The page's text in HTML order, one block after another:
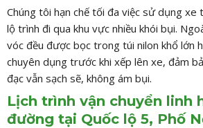
Chúng tôi hạn chế tối đa việc sử dụng xe
lộ trình đi qua khu vực nhiều khói bụi.
vóc đều được bọc trong túi nilon khổ lớn
chuyên dụng trước khi xếp lên xe, đảm
đạc vẫn sạch sẽ, không ám bụi.
Lịch trình vận chuyển linh
đường tại Quốc lộ 5, Phố